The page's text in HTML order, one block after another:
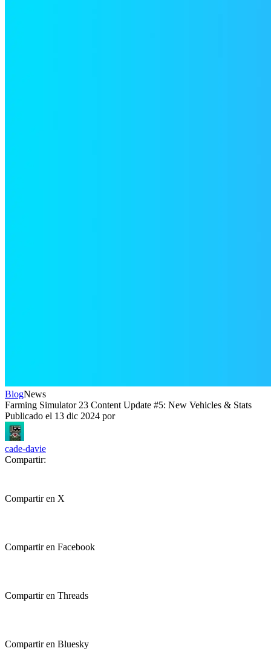
BlogNews
Farming Simulator 23 Content Update #5: New Vehicles & Stats
Publicado el 13 dic 2024 por
cade-davie
Compartir:
Compartir en X
Compartir en Facebook
Compartir en Threads
Compartir en Bluesky